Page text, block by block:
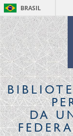
BRASIL
DA